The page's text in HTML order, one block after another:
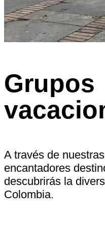
Grupos
A través de
encantadores
descubrirás la
Colombia.